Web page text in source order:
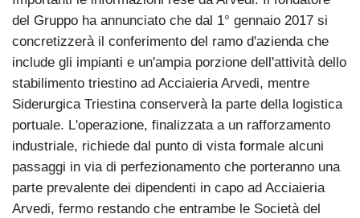
del Gruppo ha annunciato che dal 1° gennaio 2017 si
concretizzerà il conferimento del ramo d'azienda che
include gli impianti e un'ampia porzione dell'attività dello
stabilimento triestino ad Acciaieria Arvedi, mentre
Siderurgica Triestina conserverà la parte della logistica
portuale. L'operazione, finalizzata a un rafforzamento
industriale, richiede dal punto di vista formale alcuni
passaggi in via di perfezionamento che porteranno una
parte prevalente dei dipendenti in capo ad Acciaieria
Arvedi, fermo restando che entrambe le Società del